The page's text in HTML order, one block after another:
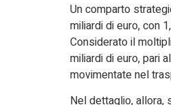
Un comparto
miliardi di euro, con
Considerato il
miliardi di euro, pari
movimentate nel
Nel dettaglio, allora,